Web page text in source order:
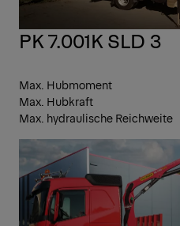
PK 7.001K SLD 3
Max. Hubmoment
Max. Hubkraft
Max. hydraulische Reichweite